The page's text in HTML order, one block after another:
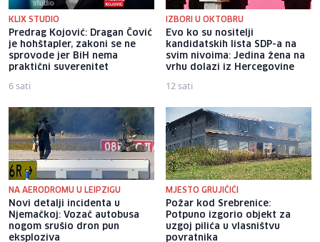
KLIX STUDIO
Predrag Kojović: Dragan Čović
je hohštapler, zakoni se ne
sprovode jer BiH nema
praktični suverenitet
6 sati
IZBORI U OKTOBRU
Evo ko su nositelji
kandidatskih lista SDP-a na
svim nivoima: Jedina žena na
vrhu dolazi iz Hercegovine
12 sati
NA AERODROMU U LEIPZIGU
Novi detalji incidenta u
Njemačkoj: Vozač autobusa
nogom srušio dron pun
eksploziva
MJESTO GRUJIČIĆI
Požar kod Srebrenice:
Potpuno izgorio objekt za
uzgoj pilića u vlasništvu
povratnika